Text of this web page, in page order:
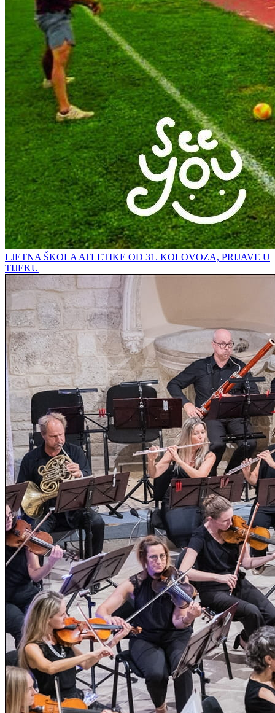
LJETNA ŠKOLA ATLETIKE OD 31. KOLOVOZA, PRIJAVE U
TIJEKU